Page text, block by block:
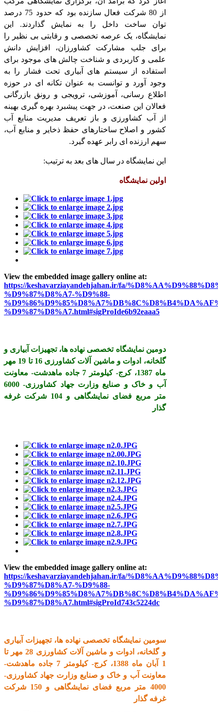
از 80 شرکت فعال سازنده بود که حدود 75 درصد
توان ساخت داخل را به نمایش گذاردند. این
نمایشگاه، یک عرصه تخصصی و رقابتی بی نظیر را
برای جلب مشارکت کشاورزان، افزایش دانش
علمی و کاربردی و شناخت چالش های موجود برای
استفاده از سیستم های آبیاری تحت فشار را به
وجود آورد و توانست به عنوان تکانه ای در حوزه
اطلاع رسانی، آموزشی، ترویجی و رونق بازرگانی
فعالان این صنعت، در جهت پیشبرد بهره گیری بهینه
از آب کشاورزی و باز تعریف مدیریت منابع آب
کشور و اصلاح ساختارهای حفظ ذخایر و منابع آب،
سهم ارزنده ای رابر عهده گیرد.
این نمایشگاه در سال های بعد به ترتیب:
اولین نمایشگاه
View the embedded image gallery online at:
https://keshavarziayandehjahan.ir/fa/
%D9%87%D8%A7-%D9%88-
%D9%87%D8%A7.html#sigProIde6b92eaaa5
دومین نمایشگاه تخصصی نهاده ها، تجهیزات آبیاری و
گلخانه، ادوات و ماشین آلات کشاورزی 16 تا 19 مهر
ماه 1387، کرج- کیلومتر 7 جاده ماهدشت- معاونت
آب و خاک و صنایع وزارت جهاد کشاورزی- 6000
متر مربع فضای نمایشگاهی و 104 شرکت غرفه
گذار
View the embedded image gallery online at:
https://keshavarziayandehjahan.ir/fa/
%D9%87%D8%A7-%D9%88-
%D9%87%D8%A7.html#sigProId743c5224dc
سومین نمایشگاه تخصصی نهاده ها، تجهیزات آبیاری
و گلخانه، ادوات و ماشین آلات کشاورزی 28 مهر تا
1 آبان ماه 1388، کرج- کیلومتر 7 جاده ماهدشت-
معاونت آب و خاک و صنایع وزارت جهاد کشاورزی-
4000 متر مربع فضای نمایشگاهی و 150 شرکت
غرفه گذار